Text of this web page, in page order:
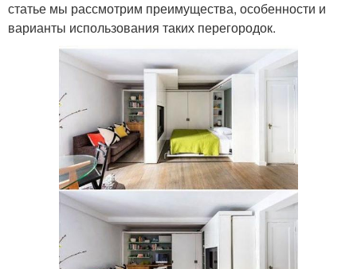
статье мы рассмотрим преимущества, особенности и
варианты использования таких перегородок.